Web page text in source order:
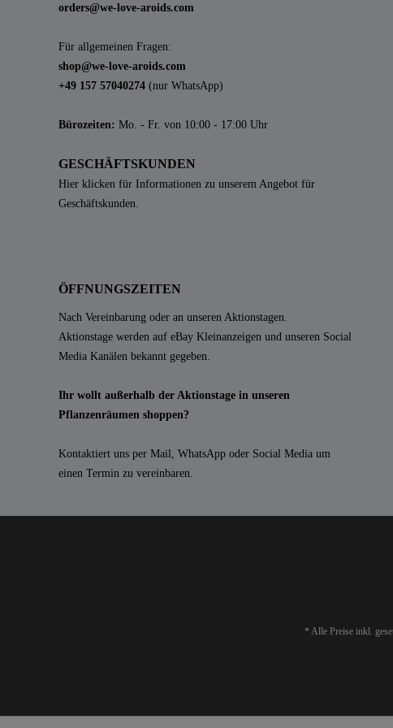
orders@we-love-aroids.com
Für allgemeinen Fragen:
shop@we-love-aroids.com
+49 157 57040274 (nur WhatsApp)
Bürozeiten: Mo. - Fr. von 10:00 - 17:00 Uhr
GESCHÄFTSKUNDEN
Hier klicken für Informationen zu unserem Angebot für
Geschäftskunden.
ÖFFNUNGSZEITEN
Nach Vereinbarung oder an unseren Aktionstagen.
Aktionstage werden auf eBay Kleinanzeigen und unseren Social
Media Kanälen bekannt gegeben.
Ihr wollt außerhalb der Aktionstage in unseren
Pflanzenräumen shoppen?
Kontaktiert uns per Mail, WhatsApp oder Social Media um
einen Termin zu vereinbaren.
* Alle Preise inkl.